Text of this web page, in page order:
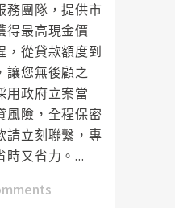
務團隊，提供市
得最高現金價
，從貸款額度到
讓您無後顧之
用政府立案當
風險，全程保密
請立刻聯繫，專
時又省力。...